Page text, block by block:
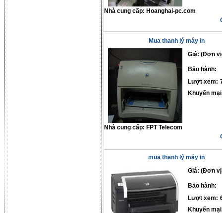
Nhà cung cấp: Hoanghai-pc.com
Mua thanh lý máy in
Giá: (Đơn
Bảo hành:
Lượt xem:
Khuyến
Nhà cung cấp: FPT Telecom
mua thanh lý máy in
Giá: (Đơn
Bảo hành:
Lượt xem:
Khuyến